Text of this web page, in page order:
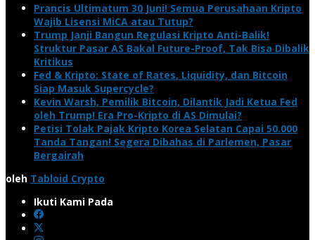
Prancis Ultimatum 30 Juni! Semua Perusahaan Kripto
Wajib Lisensi MiCA atau Tutup?
Trump Janji Bangun Regulasi Kripto Anti-Balik!
Struktur Pasar AS Bakal Future-Proof, Tak Bisa Dibalik
Kritikus
Fed & Kripto: State of Rates, Liquidity, dan Bitcoin
Siap Masuk Supercycle?
Kevin Warsh, Pemilik Bitcoin, Dilantik Jadi Ketua Fed
oleh Trump! Era Pro-Kripto di AS Dimulai?
Petisi Tolak Pajak Kripto Korea Selatan Capai 50.000
Tanda Tangan! Segera Dibahas di Parlemen, Pasar
Bergairah
oleh Tabloid Crypto
Ikuti Kami Pada